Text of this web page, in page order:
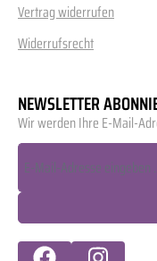
Vertrag widerrufen
Widerrufsrecht
NEWSLETTER
Wir werden Ihre E-Mail-